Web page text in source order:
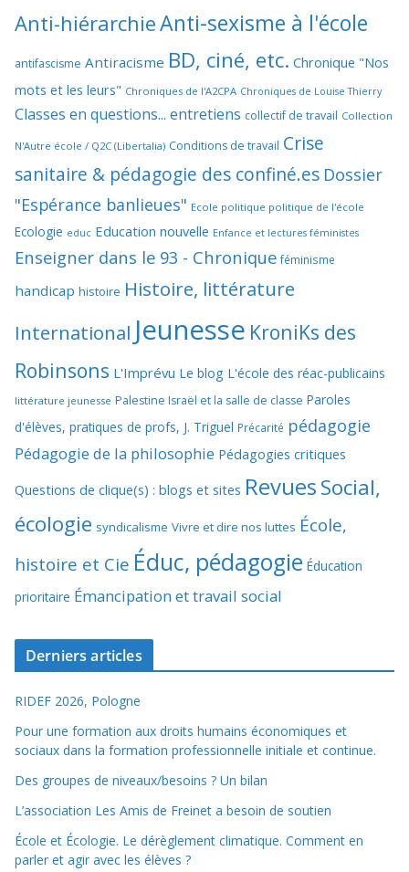
Anti-hiérarchieAnti-sexisme à l'école
antifascisme Antiracisme BD, ciné, etc. Chronique "Nos
mots et les leurs" Chroniques de l'A2CPA Chroniques de Louise Thierry
Classes en questions... entretiens collectif de travail Collection
N'Autre école / Q2C (Libertalia) Conditions de travail Crise
sanitaire & pédagogie des confiné.es Dossier
"Espérance banlieues" Ecole politique politique de l'école
Ecologie educ Education nouvelle Enfance et lectures féministes
Enseigner dans le 93 - Chronique féminisme
handicap histoire Histoire, littérature
International Jeunesse KroniKs des
Robinsons L'Imprévu Le blog L'école des réac-publicains
littérature jeunesse Palestine Israël et la salle de classe Paroles
d'élèves, pratiques de profs, J. Triguel Précarité pédagogie
Pédagogie de la philosophie Pédagogies critiques
Questions de clique(s) : blogs et sites RevuesSocial,
écologie syndicalisme Vivre et dire nos luttes École,
histoire et Cie Éduc, pédagogie Éducation
prioritaire Émancipation et travail social
Derniers articles
RIDEF 2026, Pologne
Pour une formation aux droits humains économiques et
sociaux dans la formation professionnelle initiale et continue.
Des groupes de niveaux/besoins ? Un bilan
L’association Les Amis de Freinet a besoin de soutien
École et Écologie. Le dérèglement climatique. Comment en
parler et agir avec les élèves ?